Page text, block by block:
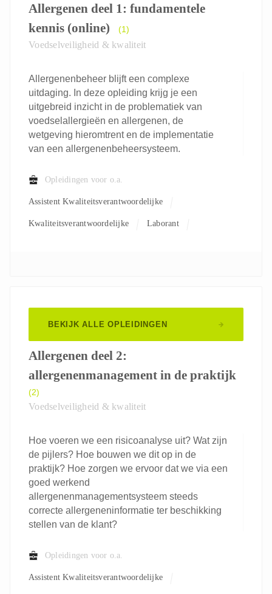
Allergenen deel 1: fundamentele
kennis (online)
(1)
Voedselveiligheid & kwaliteit
Allergenenbeheer blijft een complexe
uitdaging. In deze opleiding krijg je een
uitgebreid inzicht in de problematiek van
voedselallergieën en allergenen, de
wetgeving hieromtrent en de implementatie
van een allergenenbeheersysteem.
Opleidingen voor o.a.
Assistent Kwaliteitsverantwoordelijke
Kwaliteitsverantwoordelijke Laborant
BEKIJK ALLE OPLEIDINGEN
Allergenen deel 2:
allergenenmanagement in de praktijk
(2)
Voedselveiligheid & kwaliteit
Hoe voeren we een risicoanalyse uit? Wat zijn
de pijlers? Hoe bouwen we dit op in de
praktijk? Hoe zorgen we ervoor dat we via een
goed werkend
allergenenmanagementsysteem steeds
correcte allergeneninformatie ter beschikking
stellen van de klant?
Opleidingen voor o.a.
Assistent Kwaliteitsverantwoordelijke